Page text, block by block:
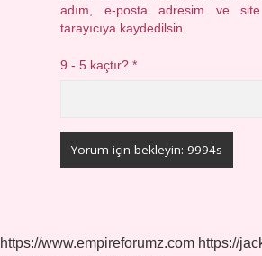
adım, e-posta adresim ve
tarayıcıya kaydedilsin.
9 - 5 kaçtır?*
https://www.empireforumz.com https://